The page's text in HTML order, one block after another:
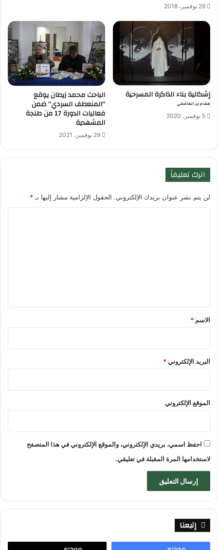
29 نوفمبر، 2018
إشكالية بناء الذاكرة المسرحية
هشام بن الهاشمي
5 نوفمبر، 2020
الباحث محمد زيطان يوقع
“المنعطف السردي” ضمن
فعاليات الدورة 17 من طنجة
المشهدية
29 نوفمبر، 2021
اترك تعليقاً
لن يتم نشر عنوان بريدك الإلكتروني. الحقول الإلزامية مشار إليها بـ *
*
الاسم *
البريد الإلكتروني*
الموقع الإلكتروني
احفظ اسمي، بريدي الإلكتروني، والموقع الإلكتروني في هذا المتصفح
لاستخدامها المرة المقبلة في تعليقي.
إتبعنا